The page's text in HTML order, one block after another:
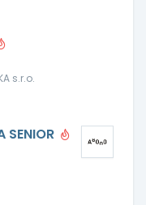
s.r.o.
SENIOR